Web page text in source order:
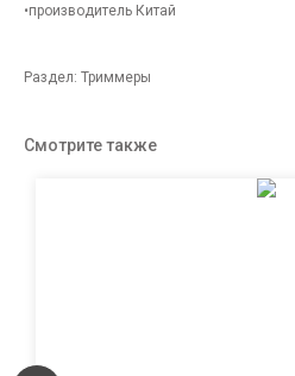
•производитель Китай
Раздел: Триммеры
Смотрите также